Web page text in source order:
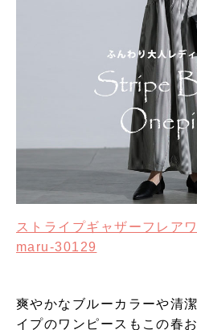
ストライプギャザーフレア
maru-30129
爽やかなブルーカラーや清
イプのワンピースもこの春